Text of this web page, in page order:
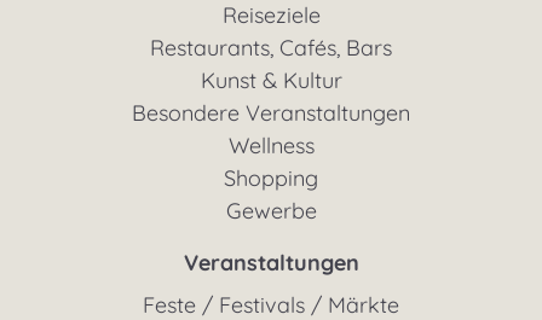
Reiseziele
Restaurants, Cafés, Bars
Kunst & Kultur
Besondere Veranstaltungen
Wellness
Shopping
Gewerbe
Veranstaltungen
Feste / Festivals / Märkte